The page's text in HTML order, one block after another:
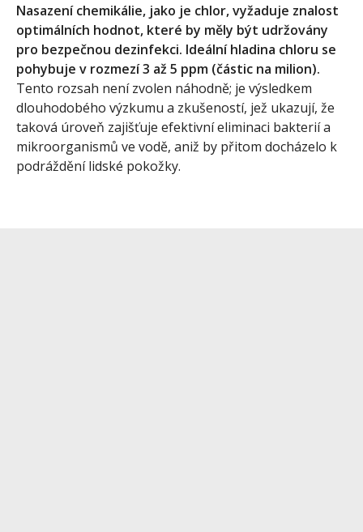
Nasazení chemikálie, jako je chlor, vyžaduje znalost
optimálních hodnot, které by měly být udržovány
pro bezpečnou dezinfekci. Ideální hladina chloru se
pohybuje v rozmezí 3 až 5 ppm (částic na milion).
Tento rozsah není zvolen náhodně; je výsledkem
dlouhodobého výzkumu a zkušeností, jež ukazují, že
taková úroveň zajišťuje efektivní eliminaci bakterií a
mikroorganismů ve vodě, aniž by přitom docházelo k
podráždění lidské pokožky.